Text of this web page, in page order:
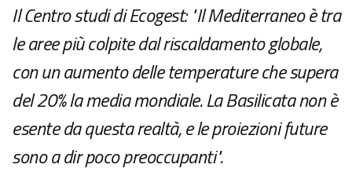
Il Centro studi di Ecogest: "Il Mediterraneo è tra
le aree più colpite dal riscaldamento globale,
con un aumento delle temperature che supera
del 20% la media mondiale. La Basilicata non è
esente da questa realtà, e le proiezioni future
sono a dir poco preoccupanti".